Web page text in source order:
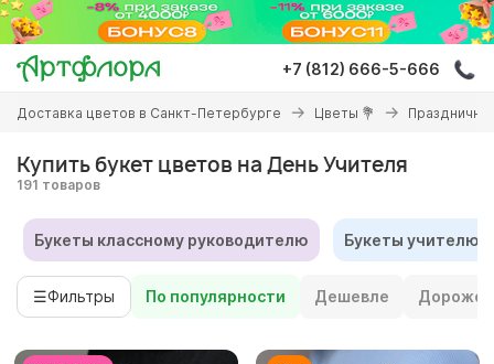
Перейти
основному
содержанию
+7 (812) 666-5-666
Вы
здесь
Доставка цветов в Санкт-Петербурге Цветы 💐
Купить букет цветов на День Учителя
191 товаров
Букеты классному руководителю Букеты
☰Фильтры По популярности Дешевле Дороже